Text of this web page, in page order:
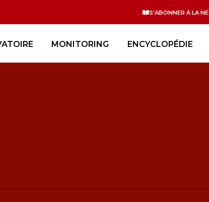
S'ABONNER À LA
MONITORING ENCYCLOPÉDIE